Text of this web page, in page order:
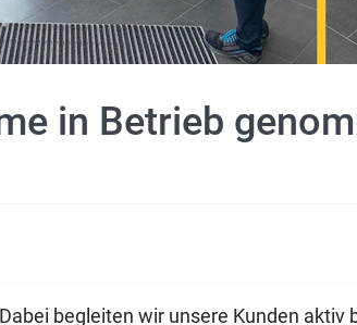
in Betrieb
begleiten wir unsere Kunden aktiv